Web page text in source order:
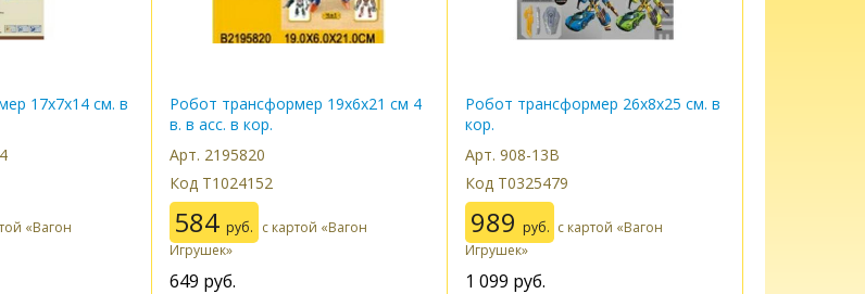
17х7х14 см. в
«Вагон
Робот трансформер 19х6х21 см 4
в. в асс. в кор.
Арт. 2195820
Код Т1024152
584 руб. с картой «Вагон
Игрушек»
649 руб.
Робот трансформер 26х8х25 см. в
кор.
Арт. 908-13B
Код Т0325479
989 руб. с картой «Вагон
Игрушек»
1 099 руб.